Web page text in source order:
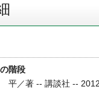
階段
平／著 -- 講談社 --